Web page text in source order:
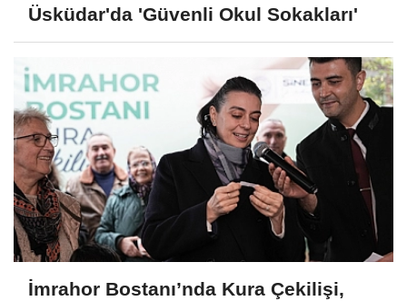
Üsküdar'da 'Güvenli Okul Sokakları'
İmrahor Bostanı’nda Kura Çekilişi,